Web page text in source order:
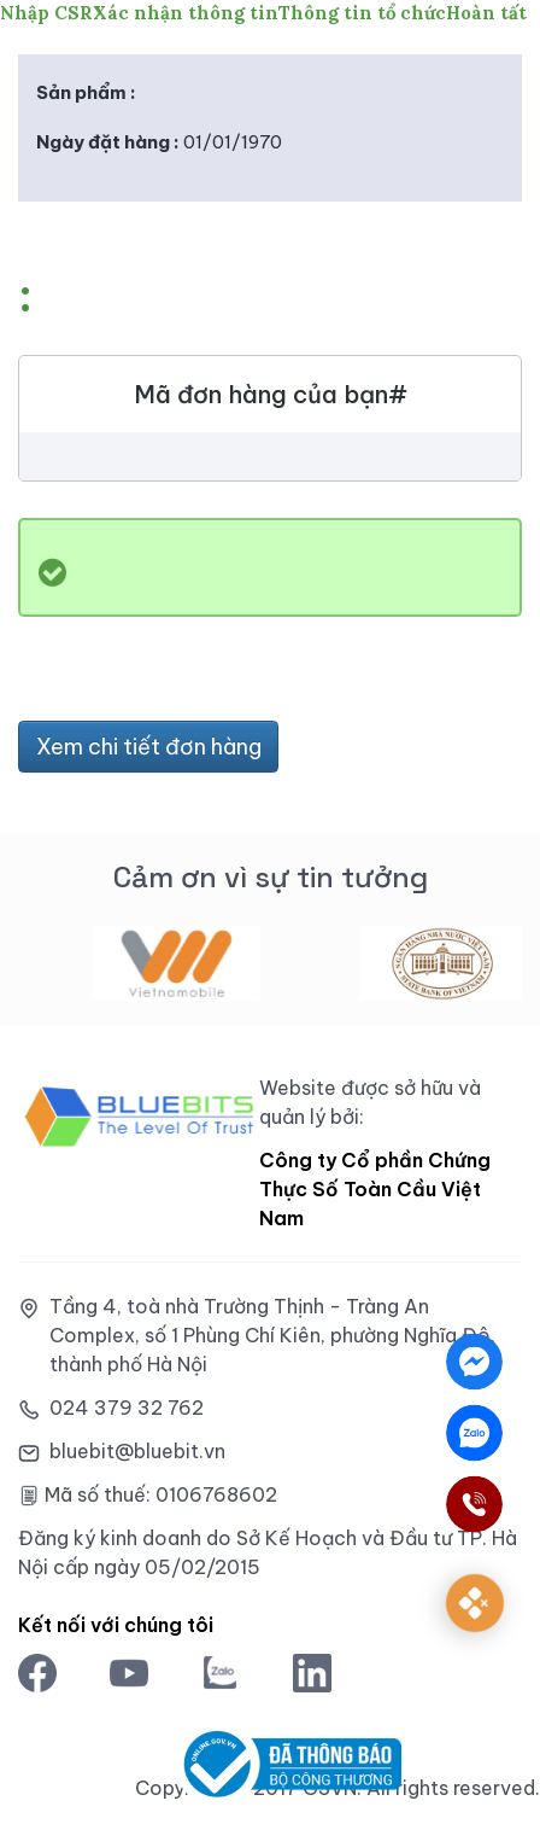
Nhập CSRXác nhận thông tinThông tin tổ chứcHoàn tất
Sản phẩm :
Ngày đặt hàng : 01/01/1970
:
Mã đơn hàng của bạn#
Xem chi tiết đơn hàng
Cảm ơn vì sự tin tưởng
Website được sở hữu và
quản lý bởi:
Công ty Cổ phần Chứng
Thực Số Toàn Cầu Việt
Nam
Tầng 4, toà nhà Trường Thịnh - Tràng An
Complex, số 1 Phùng Chí Kiên, phường Nghĩa Đô,
thành phố Hà Nội
024 379 32 762
bluebit@bluebit.vn
Mã số thuế: 0106768602
Đăng ký kinh doanh do Sở Kế Hoạch và Đầu tư TP. Hà
Nội cấp ngày 05/02/2015
Kết nối với chúng tôi
Copyright © 2017 GSVN. All rights reserved.